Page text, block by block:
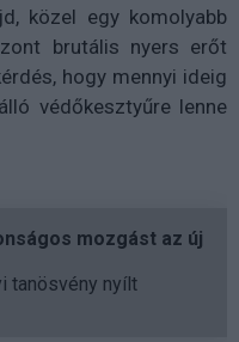
közel egy komolyabb
brutális nyers erőt
hogy mennyi ideig
védőkesztyűre lenne
mozgást az új
tanösvény nyílt